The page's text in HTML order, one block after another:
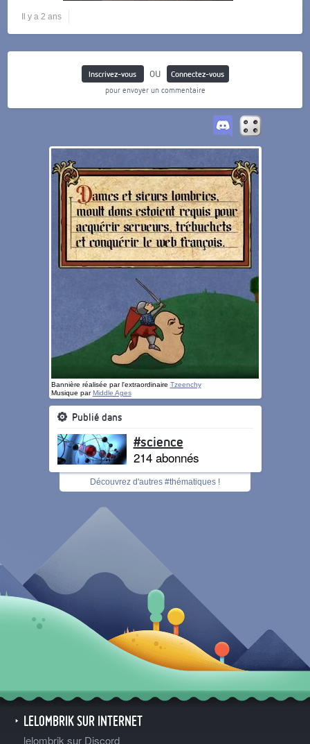
Il y a 2 ans
Inscrivez-vous ou
Connectez-vous
pour envoyer un commentaire
Bannière réalisée par l'extraordinaire Tzeenchy
Musique parMiddle Ages
Publié dans
#science
214 abonnés
Découvrez d'autres #thématiques !
LELOMBRIK SUR INTERNET
lelombrik sur Discord